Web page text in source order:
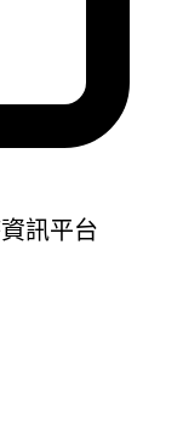
訊平台